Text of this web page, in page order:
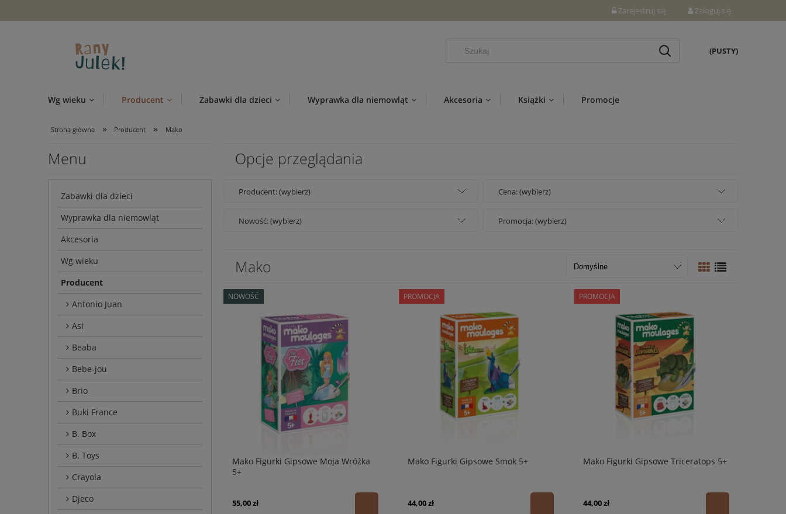
Zarejestruj się Zaloguj się
(PUSTY)
Wg wieku Producent Zabawki dla dzieci Wyprawka dla niemowląt Akcesoria Książki Promocje
Strona główna » Producent » Mako
Menu
Zabawki dla dzieci
Wyprawka dla niemowląt
Akcesoria
Wg wieku
Producent
Antonio Juan
Asi
Beaba
Bebe-jou
Brio
Buki France
B. Box
B. Toys
Crayola
Djeco
Opcje przeglądania
Producent: (wybierz) Cena: (wybierz)
Nowość: (wybierz) Promocja: (wybierz)
Mako
Mako Figurki Gipsowe Moja Wróżka
5+
55,00 zł
NOWOŚĆ
Mako Figurki Gipsowe Smok 5+
44,00 zł
PROMOCJA
Mako Figurki Gipsowe Triceratops 5+
44,00 zł
PROMOCJA